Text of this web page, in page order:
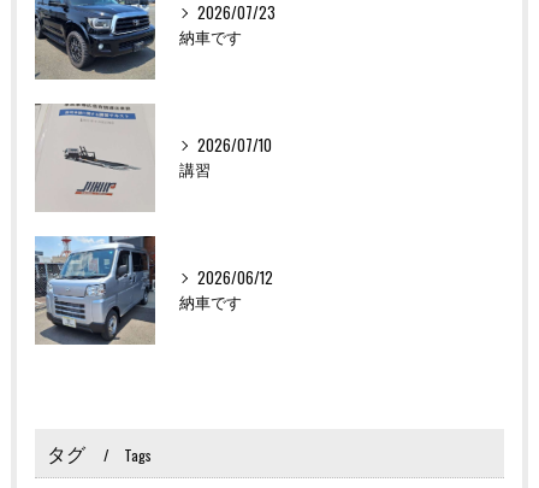
2026/07/23
納車です
2026/07/10
講習
2026/06/12
納車です
タグ Tags